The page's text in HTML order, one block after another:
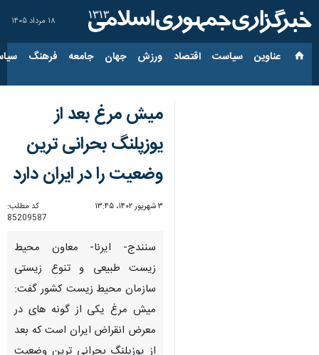
۱۸ مرداد ۱۴۰۵
عناوین‌ سیاست اقتصاد ورزش جهان جامعه فرهنگ
میش مرغ بعد از
یوزپلنگ بحرانی ترین
وضعیت را در ایران دارد
۳ شهریور ۱۴۰۲، ۱۳:۴۵
کد مطلب:
85209587
سنندج- ایرنا- معاون محیط
زیست طبیعی و تنوع زیستی
سازمان محیط زیست کشور گفت:
میش مرغ یکی از گونه های در
معرض انقراض ایران است که بعد
از یوزپلنگ بحرانی ترین وضعیت